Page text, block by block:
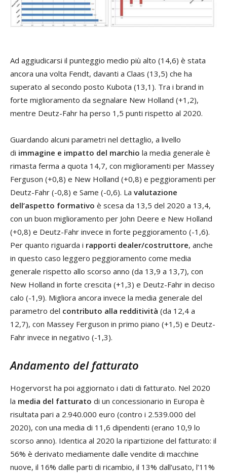
Ad aggiudicarsi il punteggio medio più alto (14,6) è stata
ancora una volta Fendt, davanti a Claas (13,5) che ha
superato al secondo posto Kubota (13,1). Tra i brand in
forte miglioramento da segnalare New Holland (+1,2),
mentre Deutz-Fahr ha perso 1,5 punti rispetto al 2020.
Guardando alcuni parametri nel dettaglio, a livello
di immagine e impatto del marchio la media generale è
rimasta ferma a quota 14,7, con miglioramenti per Massey
Ferguson (+0,8) e New Holland (+0,8) e peggioramenti per
Deutz-Fahr (-0,8) e Same (-0,6). La valutazione
dell’aspetto formativo è scesa da 13,5 del 2020 a 13,4,
con un buon miglioramento per John Deere e New Holland
(+0,8) e Deutz-Fahr invece in forte peggioramento (-1,6).
Per quanto riguarda i rapporti dealer/costruttore, anche
in questo caso leggero peggioramento come media
generale rispetto allo scorso anno (da 13,9 a 13,7), con
New Holland in forte crescita (+1,3) e Deutz-Fahr in deciso
calo (-1,9). Migliora ancora invece la media generale del
parametro del contributo alla redditività (da 12,4 a
12,7), con Massey Ferguson in primo piano (+1,5) e Deutz-
Fahr invece in negativo (-1,3).
Andamento del fatturato
Hogervorst ha poi aggiornato i dati di fatturato. Nel 2020
la media del fatturato di un concessionario in Europa è
risultata pari a 2.940.000 euro (contro i 2.539.000 del
2020), con una media di 11,6 dipendenti (erano 10,9 lo
scorso anno). Identica al 2020 la ripartizione del fatturato: il
56% è derivato mediamente dalle vendite di macchine
nuove, il 16% dalle parti di ricambio, il 13% dall’usato, l’11%